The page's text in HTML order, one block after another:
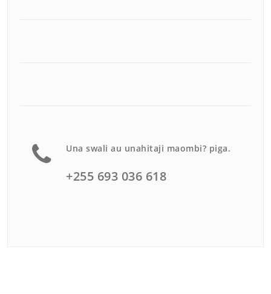
Una swali au unahitaji maombi? piga.
+255 693 036 618